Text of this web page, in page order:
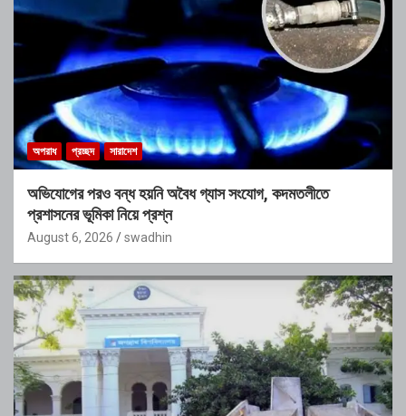
অপরাধ প্রচ্ছদ সারাদেশ
অভিযোগের পরও বন্ধ হয়নি অবৈধ গ্যাস সংযোগ, কদমতলীতে
প্রশাসনের ভূমিকা নিয়ে প্রশ্ন
August 6, 2026 swadhin